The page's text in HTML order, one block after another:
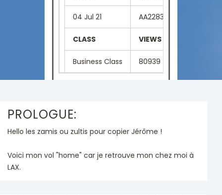
04 Jul 21 AA2283
CLASS VIEWS
Business Class 80939
PROLOGUE:
Hello les zamis ou zultis pour copier Jérôme !
Voici mon vol "home" car je retrouve mon chez moi à
LAX.